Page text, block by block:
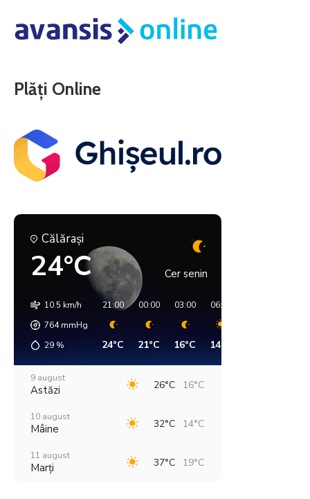
Plăți Online
Călăraşi
24°C Cer senin
10.5 km/h
764mmHg
29 %
21:00
24°C
00:00
21°C
03:00
16°C
06:00
14°C
9 august
Astăzi 26°C 16°C
10 august
Mâine 32°C 14°C
11 august
Marți 37°C 19°C